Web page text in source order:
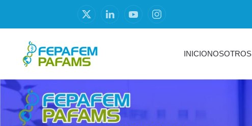
INICIONOSOTROS